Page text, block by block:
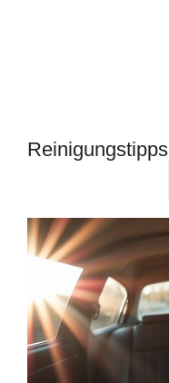
Reinigungstipps